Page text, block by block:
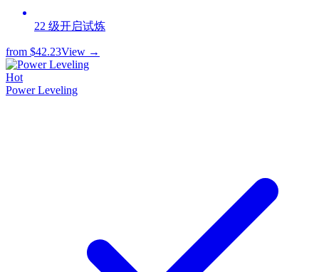
22 级开启试炼
from $42.23View →
Hot
Power Leveling